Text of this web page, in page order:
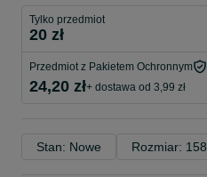
Tylko przedmiot
20 zł
Przedmiot z Pakietem Ochronnym
24,20 zł+ dostawa od 3,99 zł
Stan: Nowe Rozmiar: 158